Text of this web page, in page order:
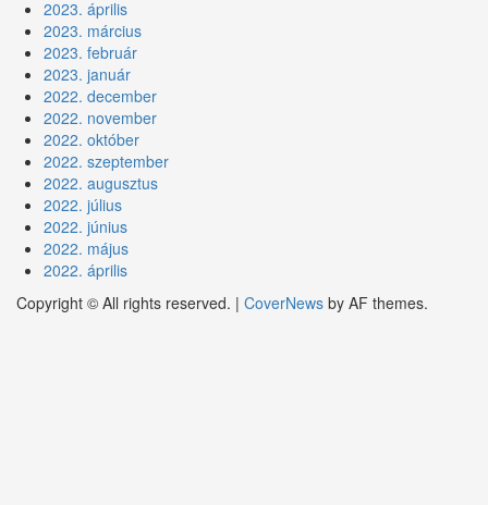
2023. április
2023. március
2023. február
2023. január
2022. december
2022. november
2022. október
2022. szeptember
2022. augusztus
2022. július
2022. június
2022. május
2022. április
Copyright © All rights reserved. | CoverNews by AF themes.